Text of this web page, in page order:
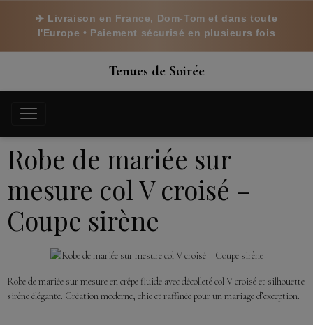
✈️ Livraison en France, Dom-Tom et dans toute
l'Europe • Paiement sécurisé en plusieurs fois
Tenues de Soirée
Robe de mariée sur
mesure col V croisé –
Coupe sirène
Robe de mariée sur mesure en crêpe fluide avec décolleté col V croisé et silhouette
sirène élégante. Création moderne, chic et raffinée pour un mariage d’exception.